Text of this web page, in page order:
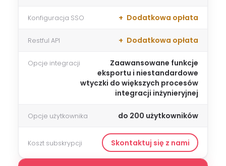
Konfiguracja SSO Dodatkowa opłata
Restful API Dodatkowa opłata
Opcje integracji
Zaawansowane funkcje
eksportu i niestandardowe
wtyczki do większych procesów
integracji inżynieryjnej
Opcje użytkownika do 200 użytkowników
Koszt subskrypcji Skontaktuj się z nami